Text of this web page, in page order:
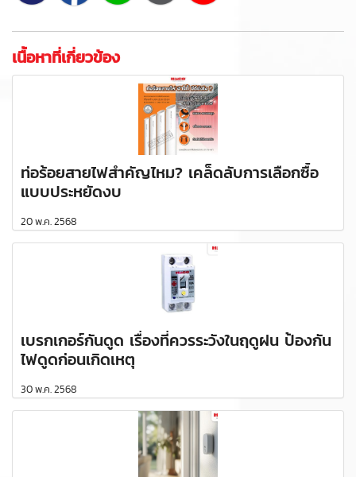
เนื้อหาที่เกี่ยวข้อง
ท่อร้อยสายไฟสำคัญไหม? เคล็ดลับการเลือกซื้อ
แบบประหยัดงบ
20 พ.ค. 2568
เบรกเกอร์กันดูด เรื่องที่ควรระวังในฤดูฝน ป้องกัน
ไฟดูดก่อนเกิดเหตุ
30 พ.ค. 2568